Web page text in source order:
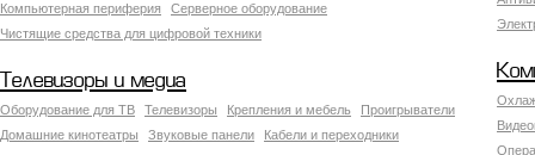
Компьютерная периферия
Серверное оборудование
Чистящие средства для цифровой техники
Телевизоры и медиа
Оборудование для ТВ Телевизоры Крепления и мебель
Проигрыватели
Домашние кинотеатры
Звуковые панели Кабели и переходники